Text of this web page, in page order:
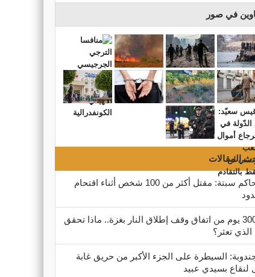
في صور
المقالات
حاكم سبتة: مقتل أكثر من 100 شخص أثناء اقتحام
300 يوم من اتفاق وقف إطلاق النار بغزة.. ماذا تحقق
الذي تعثر؟
السيطرة على الجزء الأكبر من حريق غابة
لنقاع بسيدي عبيد